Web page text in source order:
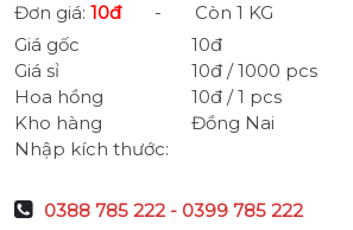
Đơn giá: 10đ- Còn 1 KG
Giá gốc
10đ
Giá sỉ
10đ / 1000 pcs
Hoa hồng
10đ / 1 pcs
Kho hàng
Đồng Nai
Nhập kích thước:
0388 785 222 - 0399 785 222